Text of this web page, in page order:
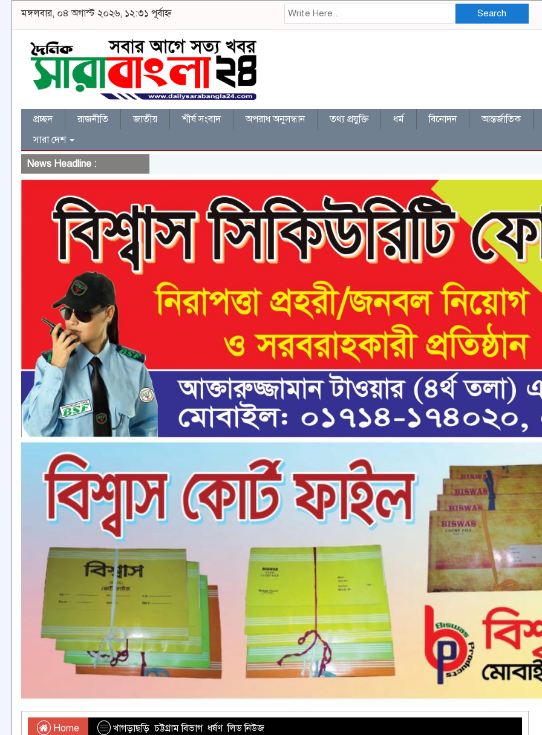
মঙ্গলবার, ০৪ অগাস্ট ২০২৬, ১২:৩১ পূর্বাহ্ন Search
প্রচ্ছদ রাজনীতি জাতীয় শীর্ষ সংবাদ অপরাধ অনুসন্ধান তথ্য প্রযুক্তি ধর্ম বিনোদন আন্তর্জাতিক
সারা দেশ
News Headline :
Home খাগড়াছড়ি,চট্টগ্রাম বিভাগ, ধর্ষণ,লিড নিউজ